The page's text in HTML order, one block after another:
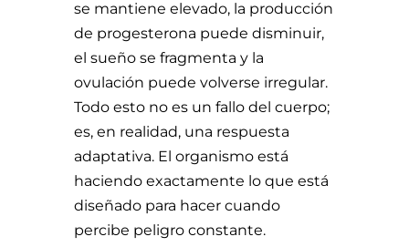
se mantiene elevado, la producción
de progesterona puede disminuir,
el sueño se fragmenta y la
ovulación puede volverse irregular.
Todo esto no es un fallo del cuerpo;
es, en realidad, una respuesta
adaptativa. El organismo está
haciendo exactamente lo que está
diseñado para hacer cuando
percibe peligro constante.